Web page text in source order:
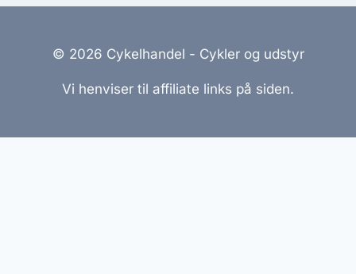
© 2026 Cykelhandel - Cykler og udstyr
Vi henviser til affiliate links på siden.